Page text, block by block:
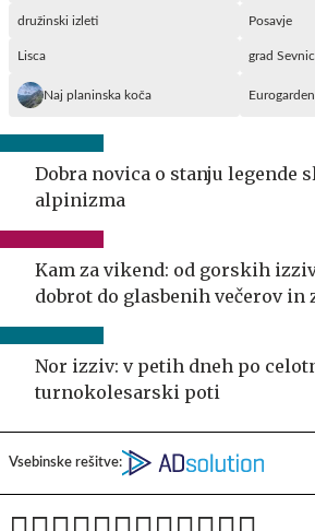
družinski izleti Posavje
Lisca grad
Naj planinska koča Eurogarden
Dobra novica o stanju legende
alpinizma
Kam za vikend: od gorskih
dobrot do glasbenih večerov in
Nor izziv: v petih dneh po
turnokolesarski poti
Vsebinske rešitve: